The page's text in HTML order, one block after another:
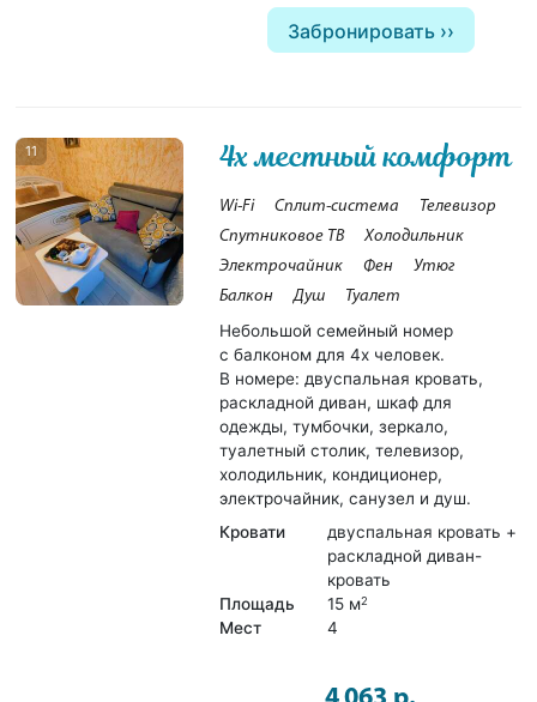
Забронировать
11 4х местный комфорт
Wi-Fi Сплит-система
Телевизор
Спутниковое ТВ
Холодильник
Электрочайник
Фен
Утюг
Балкон
Душ Туалет
Небольшой семейный номер
с балконом для 4х человек.
В номере: двуспальная кровать,
раскладной диван, шкаф для
одежды, тумбочки, зеркало,
туалетный столик, телевизор,
холодильник, кондиционер,
электрочайник, санузел и душ.
Кровати
двуспальная кровать +
раскладной диван-
кровать
Площадь
15 м2
Мест 4